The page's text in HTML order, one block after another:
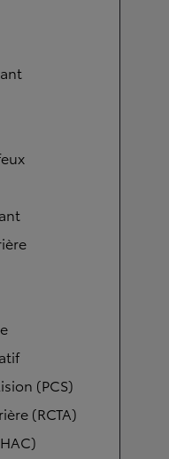
(PCS)
(RCTA)